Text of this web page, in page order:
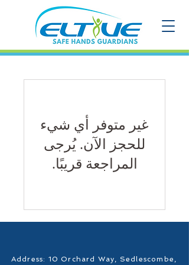
غير متوفر أي شيء
للحجز الآن. يُرجى
المراجعة قريبًا.
Address: 10 Orchard Way, Sedlescombe,